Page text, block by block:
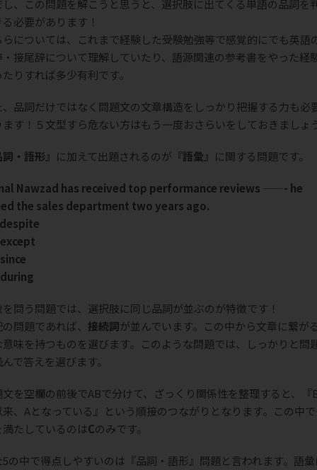
、この問題を解こうと思うと、選択肢に出てくる単語の品詞を
必要があります！
らについては、これまで経験した受験勉強等で感覚的にでも英語
接尾辞について理解していたり、語源関連の参考書をやった経
りすれば多少有利です。
、品詞だけではなく問題文の文章構造をしっかり把握する力も必
す！５文型すら危ない方はもう一度おさらいをしておきましょ
・語形』 に加えて出題されるのが 『語彙』 に関する問題です。
Nawzad has received top performance reviews ——- he
the sales department two years ago.
問う問題では、選択肢に同じ品詞が並ぶのが特徴です！
問題であれば、 接続詞が並んでいます。この中から文章に繋が
味を持つものを選びます。このような問題では、しっかりと問
で答えを選びます。
を空欄の前後でABで分けて、ざっくり関係性を整理すると、『
、Aとなっている』という順接のつながりとなります。この中
たしているのはCのみです。
の中で得点しやすいのは『品詞・語形』問題と言われます。語